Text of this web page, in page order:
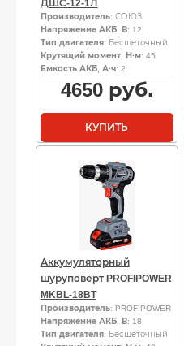
ДШС-12-1Л
Производитель: СОЮЗ
Напряжение АКБ, В: 12
Тип двигателя: Бесщеточный
Крутящий момент, Н·м: 45
Емкость АКБ, А·ч: 2
4650руб.
КУПИТЬ
Аккумуляторный
шуруповёрт PROFIPOWER
MKBL-18BT
Производитель: PROFIPOWER
Напряжение АКБ, В: 18
Тип двигателя: Бесщеточный